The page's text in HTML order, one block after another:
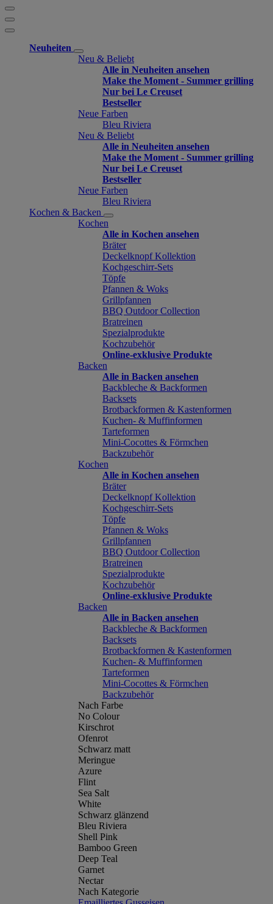
Neuheiten
Neu & Beliebt
Alle in Neuheiten ansehen
Make the Moment - Summer grilling
Nur bei Le Creuset
Bestseller
Neue Farben
Bleu Riviera
Neu & Beliebt
Alle in Neuheiten ansehen
Make the Moment - Summer grilling
Nur bei Le Creuset
Bestseller
Neue Farben
Bleu Riviera
Kochen & Backen
Kochen
Alle in Kochen ansehen
Bräter
Deckelknopf Kollektion
Kochgeschirr-Sets
Töpfe
Pfannen & Woks
Grillpfannen
BBQ Outdoor Collection
Bratreinen
Spezialprodukte
Kochzubehör
Online-exklusive Produkte
Backen
Alle in Backen ansehen
Backbleche & Backformen
Backsets
Brotbackformen & Kastenformen
Kuchen- & Muffinformen
Tarteformen
Mini-Cocottes & Förmchen
Backzubehör
Kochen
Alle in Kochen ansehen
Bräter
Deckelknopf Kollektion
Kochgeschirr-Sets
Töpfe
Pfannen & Woks
Grillpfannen
BBQ Outdoor Collection
Bratreinen
Spezialprodukte
Kochzubehör
Online-exklusive Produkte
Backen
Alle in Backen ansehen
Backbleche & Backformen
Backsets
Brotbackformen & Kastenformen
Kuchen- & Muffinformen
Tarteformen
Mini-Cocottes & Förmchen
Backzubehör
Nach Farbe
No Colour
Kirschrot
Ofenrot
Schwarz matt
Meringue
Azure
Flint
Sea Salt
White
Schwarz glänzend
Bleu Riviera
Shell Pink
Bamboo Green
Deep Teal
Garnet
Nectar
Nach Kategorie